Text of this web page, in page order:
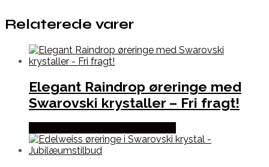
Relaterede varer
Elegant Raindrop øreringe med
Swarovski krystaller – Fri fragt!